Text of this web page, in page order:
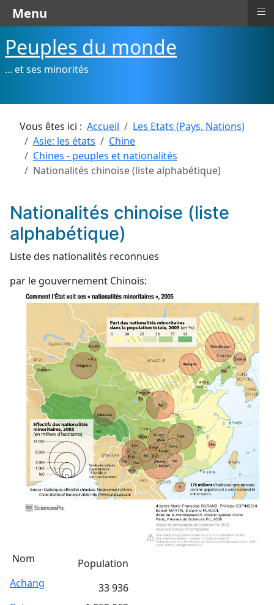
Peuples du monde
... et ses minorités
Vous êtes ici : Accueil
Les Etats (Pays, Nations)
Asie: les états
Chine
Chines - peuples et nationalités
Nationalités chinoise (liste alphabétique)
Nationalités chinoise (liste
alphabétique)
Liste des nationalités reconnues
par le gouvernement Chinois:
Nom
Population
Achang
33 936
Menu ≡